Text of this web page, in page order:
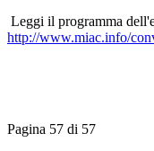
Leggi il programma
http://www.miac.info/
Pagina 57 di 57